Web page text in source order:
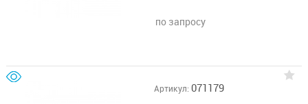
по запросу
Артикул: 071179